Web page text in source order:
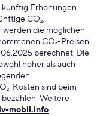
Erhöhungen
CO₂,
werden die möglichen
CO₂-Preisen
berechnet. Die
höher als auch
Kosten sind beim
Weitere
mobil.info.